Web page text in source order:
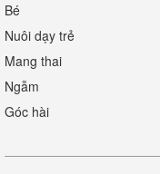
Bé
Nuôi dạy trẻ
Mang thai
Ngẫm
Góc hài